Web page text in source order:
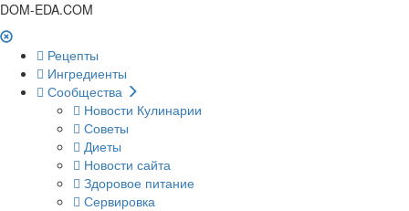
DOM-EDA.COM
Рецепты
Ингредиенты
Сообщества
Новости Кулинарии
Советы
Диеты
Новости сайта
Здоровое питание
Сервировка